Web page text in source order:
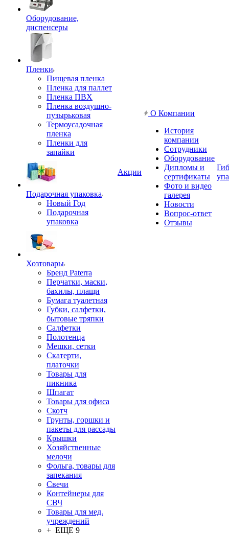
Оборудование,
диспенсеры
Пленки
Пищевая пленка
Пленка для паллет
Пленка ПВХ
Пленка воздушно-
пузырьковая
Термоусадочная
пленка
Пленки для
запайки
Подарочная упаковка
Новый Год
Подарочная
упаковка
Хозтовары
Бренд Paterra
Перчатки, маски,
бахилы, плащи
Бумага туалетная
Губки, салфетки,
бытовые тряпки
Салфетки
Полотенца
Мешки, сетки
Скатерти,
платочки
Товары для
пикника
Шпагат
Товары для офиса
Скотч
Грунты, горшки и
пакеты для рассады
Крышки
Хозяйственные
мелочи
Фольга, товары для
запекания
Свечи
Контейнеры для
СВЧ
Товары для мед.
учреждений
+ ЕЩЕ 9
Акции
О Компании
История
компании
Сотрудники
Оборудование
Дипломы и
сертификаты
Фото и видео
галерея
Новости
Вопрос-ответ
Отзывы